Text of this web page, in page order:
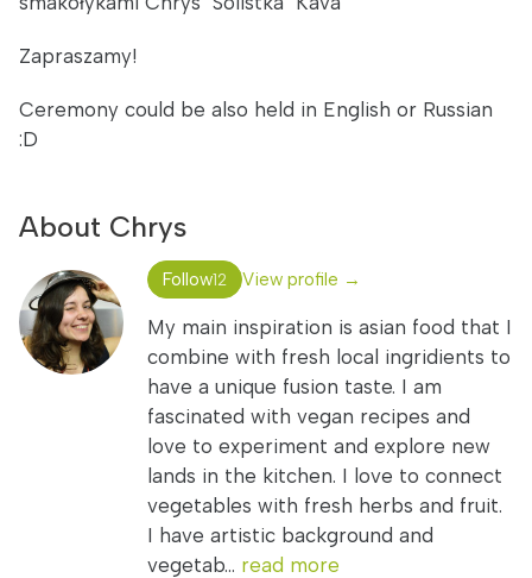
Zapraszamy!
Ceremony could be also held in English or Russian
:D
About Chrys
Follow12 View profile →
My main inspiration is asian food that I
combine with fresh local ingridients to
have a unique fusion taste. I am
fascinated with vegan recipes and
love to experiment and explore new
lands in the kitchen. I love to connect
vegetables with fresh herbs and fruit.
I have artistic background and
vegetab... read more